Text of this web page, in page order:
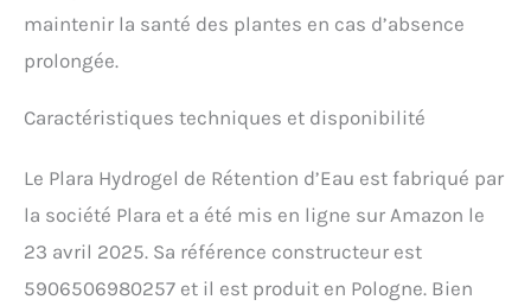
maintenir la santé des plantes en cas d’absence
prolongée.
Caractéristiques techniques et disponibilité
Le Plara Hydrogel de Rétention d’Eau est fabriqué par
la société Plara et a été mis en ligne sur Amazon le
23 avril 2025. Sa référence constructeur est
5906506980257 et il est produit en Pologne. Bien